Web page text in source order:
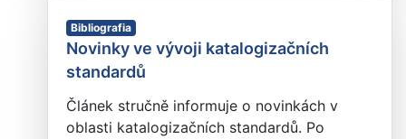
Bibliografia
Novinky ve vývoji katalogizačních
standardů
Článek stručně informuje o novinkách v
oblasti katalogizačních standardů. Po